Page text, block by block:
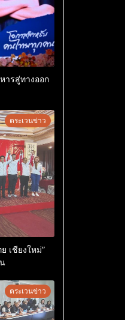
ารสู่ทางออก
ตระเวนข่าว
เชียงใหม่”
ตระเวนข่าว